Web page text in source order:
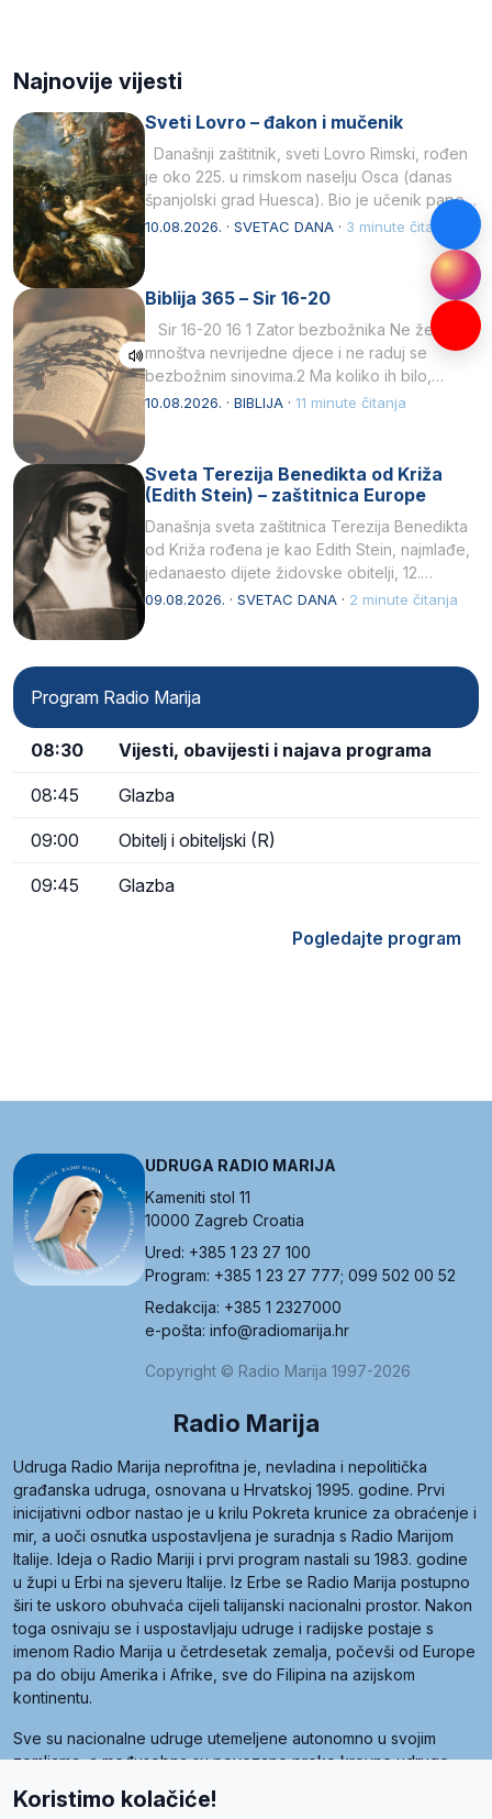
Najnovije vijesti
Sveti Lovro – đakon i mučenik
Današnji zaštitnik, sveti Lovro Rimski, rođen
je oko 225. u rimskom naselju Osca (danas
španjolski grad Huesca). Bio je učenik pape…
10.08.2026. · SVETAC DANA · 3 minute čitanja
Biblija 365 – Sir 16-20
Sir 16-20 16 1 Zator bezbožnika Ne želi
mnoštva nevrijedne djece i ne raduj se
bezbožnim sinovima.2 Ma koliko ih bilo,…
10.08.2026. · BIBLIJA · 11 minute čitanja
Sveta Terezija Benedikta od Križa
(Edith Stein) – zaštitnica Europe
Današnja sveta zaštitnica Terezija Benedikta
od Križa rođena je kao Edith Stein, najmlađe,
jedanaesto dijete židovske obitelji, 12.
listopada 1891, u Wrocławu…
09.08.2026. · SVETAC DANA · 2 minute čitanja
Program Radio Marija
08:30 Vijesti, obavijesti i najava programa
08:45 Glazba
09:00 Obitelj i obiteljski (R)
09:45 Glazba
Pogledajte program
UDRUGA RADIO MARIJA
Kameniti stol 11
10000 Zagreb Croatia
Ured: +385 1 23 27 100
Program: +385 1 23 27 777; 099 502 00 52
Redakcija: +385 1 2327000
e-pošta: info@radiomarija.hr
Copyright © Radio Marija 1997-2026
Radio Marija
Udruga Radio Marija neprofitna je, nevladina i nepolitička
građanska udruga, osnovana u Hrvatskoj 1995. godine. Prvi
inicijativni odbor nastao je u krilu Pokreta krunice za obraćenje i
mir, a uoči osnutka uspostavljena je suradnja s Radio Marijom
Italije. Ideja o Radio Mariji i prvi program nastali su 1983. godine
u župi u Erbi na sjeveru Italije. Iz Erbe se Radio Marija postupno
širi te uskoro obuhvaća cijeli talijanski nacionalni prostor. Nakon
toga osnivaju se i uspostavljaju udruge i radijske postaje s
imenom Radio Marija u četrdesetak zemalja, počevši od Europe
pa do obiju Amerika i Afrike, sve do Filipina na azijskom
kontinentu.
Sve su nacionalne udruge utemeljene autonomno u svojim
zemljama, a međusobna su povezane preko krovne udruge
Radio Maria). Svjetsku obitelj utemeljilo je sedam članica, među
Koristimo kolačiće!